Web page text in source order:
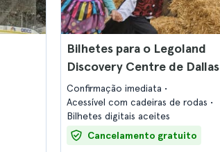
Bilhetes para o Legoland
Discovery Centre de Dallas
Confirmação imediata
Acessível com cadeiras de rodas
Bilhetes digitais aceites
Cancelamento gratuito